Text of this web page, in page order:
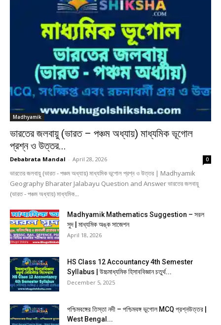
Madhyamik
ভারতের জলবায়ু (ভারত – পঞ্চম অধ্যায়) মাধ্যমিক ভূগোল
প্রশ্ন ও উত্তর...
Debabrata Mandal - April 28, 2026 0
ভারতের জলবায়ু (ভারত - পঞ্চম অধ্যায়) মাধ্যমিক ভূগোল প্রশ্ন ও উত্তর | Madhyamik
Geography Bharater Jalabayu Question and Answer ভারতের জলবায়ু
(ভারত - পঞ্চম অধ্যায়) মাধ্যমিক...
Madhyamik Mathematics Suggestion – সরল
সুদ | মাধ্যমিক অঙ্ক সাজেশন
April 18, 2026
HS Class 12 Accountancy 4th Semester
Syllabus | উচ্চমাধ্যমিক হিসাববিজ্ঞান চতুর্থ...
December 5, 2025
পশ্চিমবঙ্গের তিস্তা নদী – পশ্চিমবঙ্গ ভূগোল MCQ প্রশ্নউত্তর |
West Bengal...